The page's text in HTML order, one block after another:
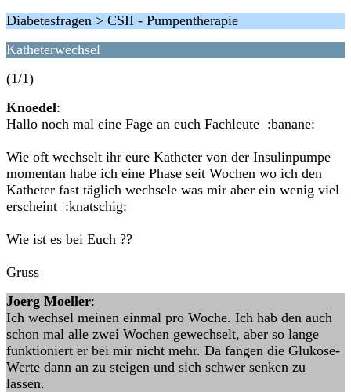
Diabetesfragen > CSII - Pumpentherapie
Katheterwechsel
(1/1)
Knoedel:
Hallo noch mal eine Fage an euch Fachleute :banane:
Wie oft wechselt ihr eure Katheter von der Insulinpumpe
momentan habe ich eine Phase seit Wochen wo ich den
Katheter fast täglich wechsele was mir aber ein wenig viel
erscheint :knatschig:
Wie ist es bei Euch ??
Gruss
Joerg Moeller:
Ich wechsel meinen einmal pro Woche. Ich hab den auch
schon mal alle zwei Wochen gewechselt, aber so lange
funktioniert er bei mir nicht mehr. Da fangen die Glukose-
Werte dann an zu steigen und sich schwer senken zu
lassen.